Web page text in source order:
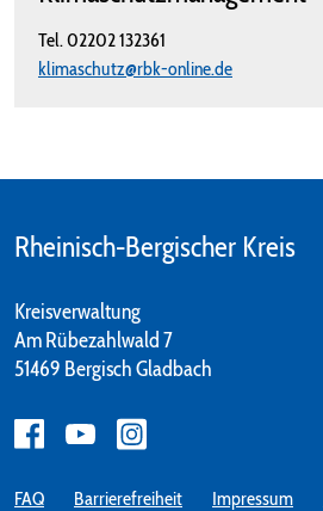
Tel.02202 132361
klimaschutz@rbk-online.de
Rheinisch-Bergischer Kreis
Kreisverwaltung
Am Rübezahlwald 7
51469 Bergisch Gladbach
FAQ Barrierefreiheit Impressum